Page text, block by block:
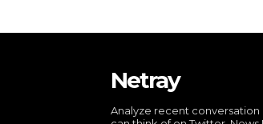
Netray
Analyze recent